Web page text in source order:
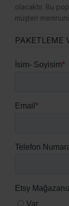
olacaktır. Bu
müşteri
PAKETLEME